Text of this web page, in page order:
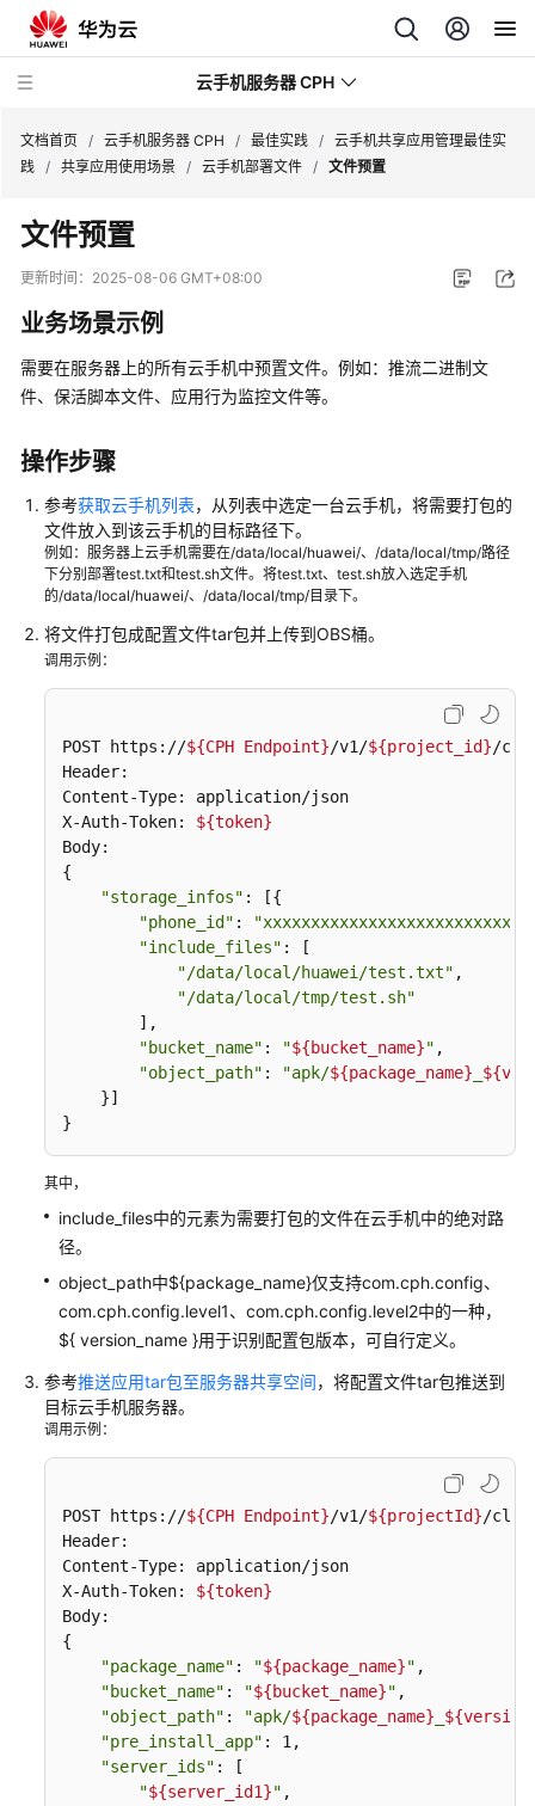
云手机服务器 CPH
最
新
动
品
介
费
说
明
速
入
门
入
佳
践
云
手
机
享
应
用
最
佳
实
践
应
用
特
文档首页 / 云手机服务器 CPH / 最佳实践 / 云手机共享应用管理最佳实
践 / 共享应用使用场景 / 云手机部署文件 / 文件预置
文件预置
更新时间： 2025-08-06 GMT+08:00
业务场景示例
需要在服务器上的所有云手机中预置文件。例如：推流二进制文
件、保活脚本文件、应用行为监控文件等。
操作步骤
参考获取云手机列表，从列表中选定一台云手机，将需要打包的
文件放入到该云手机的目标路径下。
例如：服务器上云手机需要在/data/local/huawei/、/data/local/tmp/路径
下分别部署test.txt和test.sh文件。将test.txt、test.sh放入选定手机
的/data/local/huawei/、/data/local/tmp/目录下。
将文件打包成配置文件tar包并上传到OBS桶。
调用示例：
POST https://${CPH Endpoint}/v1/${project_id}/
Header:
Content-Type: application/json
X-Auth-Token: ${token}
Body:
{
"storage_infos" : [{
"phone_id" :
"include_files" : [
"/data/local/huawei/test.txt" ,
"/data/local/tmp/test.sh"
        ],
"bucket_name" : "${bucket_name}" ,
"object_path" : "apk/${package_name}
    }]
}
其中，
include_files中的元素为需要打包的文件在云手机中的绝对路
径。
object_path中${package_name}仅支持com.cph.config、
com.cph.config.level1、com.cph.config.level2中的一种，
${ version_name }用于识别配置包版本，可自行定义。
参考推送应用tar包至服务器共享空间，将配置文件tar包推送到
目标云手机服务器。
调用示例：
POST https://${CPH Endpoint}/v1/${projectId}/
Header:
Content-Type: application/json
X-Auth-Token: ${token}
Body:
{
"package_name" : "${package_name}" ,
"bucket_name" : "${bucket_name}" ,
"object_path" : "apk/${package_name}
"pre_install_app" : 1,
"server_ids" : [
"${server_id1}" ,